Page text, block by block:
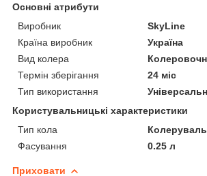
Основні атрибути
Виробник
SkyLine
Країна виробник
Україна
Вид колера
Термін зберігання
24 міс
Тип використання
Користувальницькі характеристики
Тип кола
Фасування
0.25 л
Приховати